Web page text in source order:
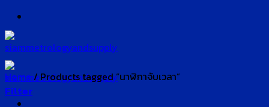
Skip
to
content
Home /Products tagged “นาฬิกาจับเวลา”
Filter